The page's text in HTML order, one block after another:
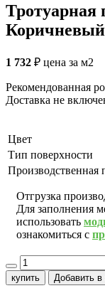
Тротуарная
1 732 ₽ цена за м2
Рекомендованная
Доставка не
Цвет
Тип поверхности
Производственная
Отгрузка
Для заполнения
использовать
ознакомиться с
купить Добавить в